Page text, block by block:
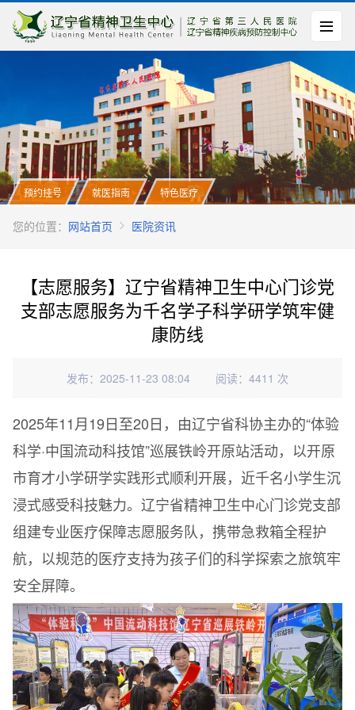
预约挂号 就医指南 特色医疗
您的位置： 网站首页 医院资讯
【志愿服务】辽宁省精神卫生中心门诊党
支部志愿服务为千名学子科学研学筑牢健
康防线
发布：2025-11-23 08:04 阅读：4411 次
2025年11月19日至20日，由辽宁省科协主办的“体验
科学·中国流动科技馆”巡展铁岭开原站活动，以开原
市育才小学研学实践形式顺利开展，近千名小学生沉
浸式感受科技魅力。辽宁省精神卫生中心门诊党支部
组建专业医疗保障志愿服务队，携带急救箱全程护
航，以规范的医疗支持为孩子们的科学探索之旅筑牢
安全屏障。